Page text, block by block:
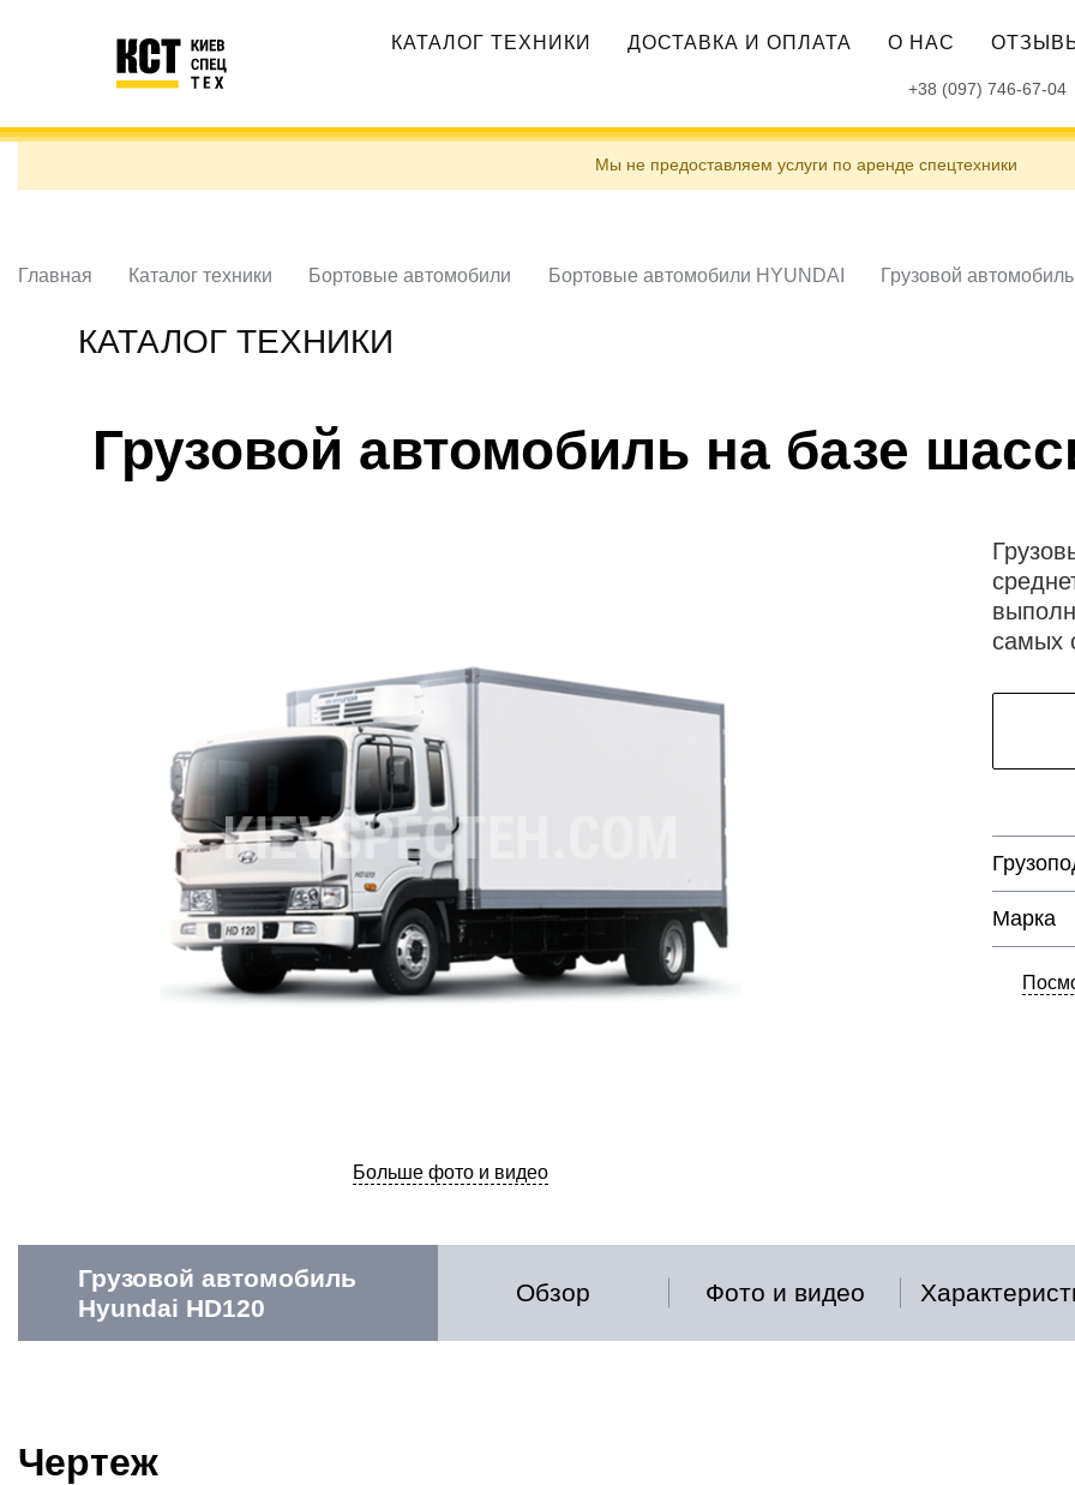
навигация
КАТАЛОГ ТЕХНИКИ ДОСТАВКА И ОПЛАТА О НАС
+38 (097) 746-67-04
Мы не предоставляем услуги по аренде спецтехники
Главная Каталог техники Бортовые автомобили Бортовые автомобили HYUNDAI Грузовой
КАТАЛОГ ТЕХНИКИ
Грузовой автомобиль на базе
Больше фото и видео
самых
Марка
Грузовой автомобиль
Hyundai HD120
Обзор Фото и видео
Чертеж